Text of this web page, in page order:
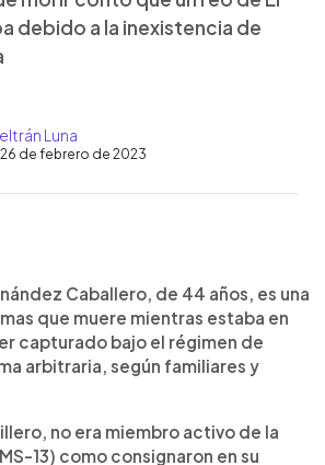
debido a la inexistencia de
Luna
de febrero de 2023
artículoCaballero, de 44 años, es una
que muere mientras estaba en
capturado bajo el régimen de
arbitraria, según familiares y
no era miembro activo de la
13) como consignaron en su